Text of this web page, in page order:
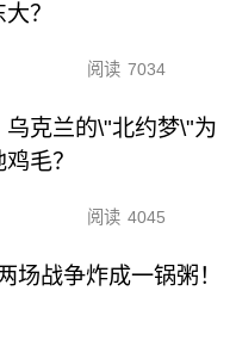
？
阅读 7034
乌克兰的\"北约梦\"为
毛？
阅读 4045
场战争炸成一锅粥！